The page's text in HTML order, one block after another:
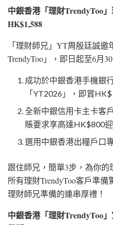
中銀香港「理財TrendyToo
HK$1,588
「理財師兄」YT周殷廷誠
TrendyToo」，即日起至6月
成功於中銀香港手機銀
「YT2026」，即賞
全新中銀信用卡主卡客
賬要求享高達HK$800
選用中銀香港出糧戶口
跟住師兄，簡單3步，為你
所有理財TrendyToo客戶準
理財師兄準備的連串厚禮！
中銀香港「理財TrendyToo